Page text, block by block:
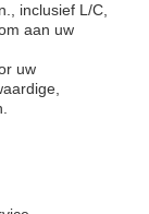
inclusief L/C,
aan uw
uw